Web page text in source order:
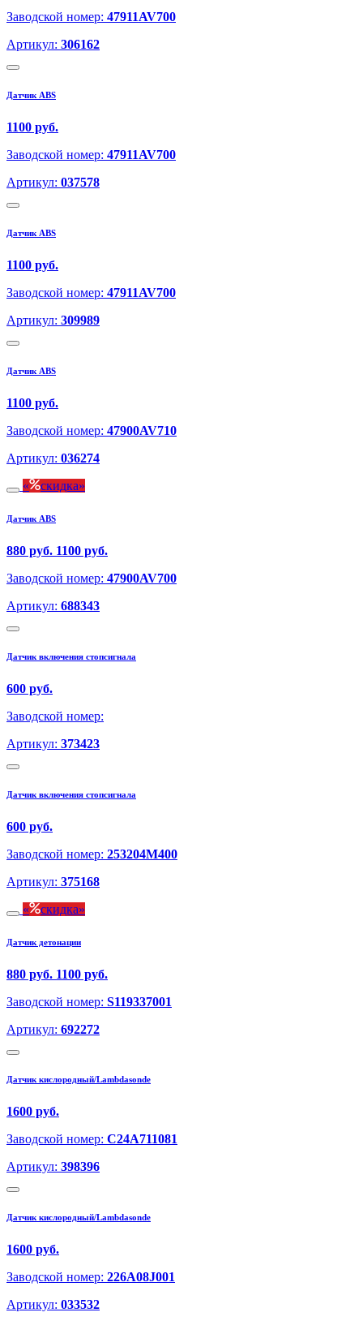
Заводской номер: 47911AV700
Артикул: 306162
Датчик ABS
1100 руб.
Заводской номер: 47911AV700
Артикул: 037578
Датчик ABS
1100 руб.
Заводской номер: 47911AV700
Артикул: 309989
Датчик ABS
1100 руб.
Заводской номер: 47900AV710
Артикул: 036274
скидка
Датчик ABS
880 руб. 1100 руб.
Заводской номер: 47900AV700
Артикул: 688343
Датчик включения стопсигнала
600 руб.
Заводской номер:
Артикул: 373423
Датчик включения стопсигнала
600 руб.
Заводской номер: 253204M400
Артикул: 375168
скидка
Датчик детонации
880 руб. 1100 руб.
Заводской номер: S119337001
Артикул: 692272
Датчик кислородный/Lambdasonde
1600 руб.
Заводской номер: C24A711081
Артикул: 398396
Датчик кислородный/Lambdasonde
1600 руб.
Заводской номер: 226A08J001
Артикул: 033532